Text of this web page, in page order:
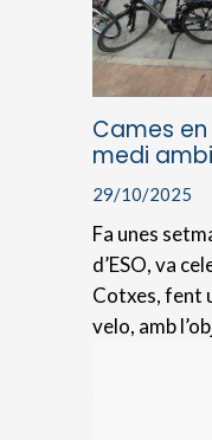
Cames
medi
29/10/2025
Fa unes
d’ESO, va
Cotxes, fent
velo, amb